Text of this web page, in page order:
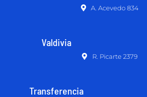
A. Acevedo 834
Valdivia
R. Picarte 2379
Transferencia